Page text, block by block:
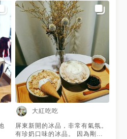
大紅吃吃
屏東新開的冰品，非常有氣氛。
有珍奶口味的冰品。 因為剛開